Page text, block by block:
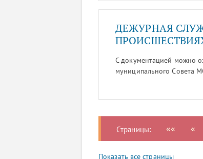
ДЕЖУРНАЯ
С документацией можно
муниципального Совета
Страницы: «« «
Показать все страницы